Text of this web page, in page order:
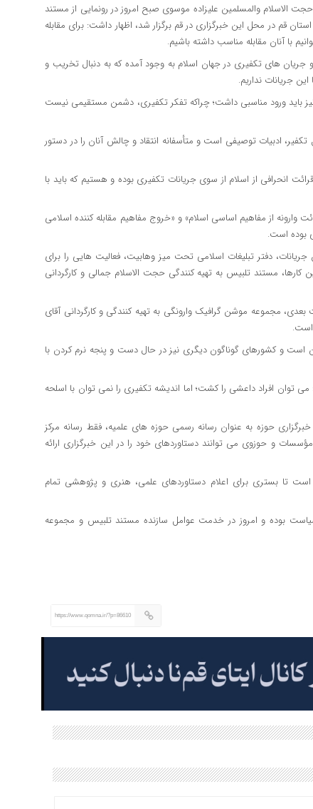
الاسلام والمسلمین علیزاده موسوی صبح امروز در رونمایی از مستند
قم در محل این خبرگزاری در قم برگزار شد، اظهار داشت: برای مقابله
با آنان مقابله مناسب داشته باشیم.
جریان های تکفیری در جهان اسلام به وجود آمده که به دنبال تخریب و
جریانات نداریم.
باید ورود مناسبی داشت؛ چراکه تفکر تکفیری، دشمن مستقیمی نیست
ادبیات توصیفی است و متأسفانه انتقاد و چالش آنان را در دستور
انحرافی از اسلام از سوی جریانات تکفیری بوده و هستیم که باید با
وارونه از مفاهیم اساسی اسلام» و «خروج مفاهیم مقابله کننده اسلامی
بوده است.
دفتر تبلیغات اسلامی تحت میز وهابیت، فعالیت هایی را برای
کارها، مستند تلبیس به تهیه کنندگی حجت الاسلام جمالی و کارگردانی
مجموعه موشن گرافیک وارونگی به تهیه کنندگی و کارگردانی آقای
است.
است و کشورهای گوناگون دیگری نیز در حال دست و پنجه نرم کردن با
توان افراد داعشی را کشت؛ اما اندیشه تکفیری را نمی توان با اسلحه
حوزه به عنوان رسانه رسمی حوزه های علمیه، فقط رسانه مرکز
و حوزوی می توانند دستاوردهای خود را در این خبرگزاری ارائه
است تا بستری برای اعلام دستاوردهای علمی، هنری و پژوهشی تمام
بوده و امروز در خدمت عوامل سازنده مستند تلبیس و مجموعه
https://www.qomna.ir/?p=86610